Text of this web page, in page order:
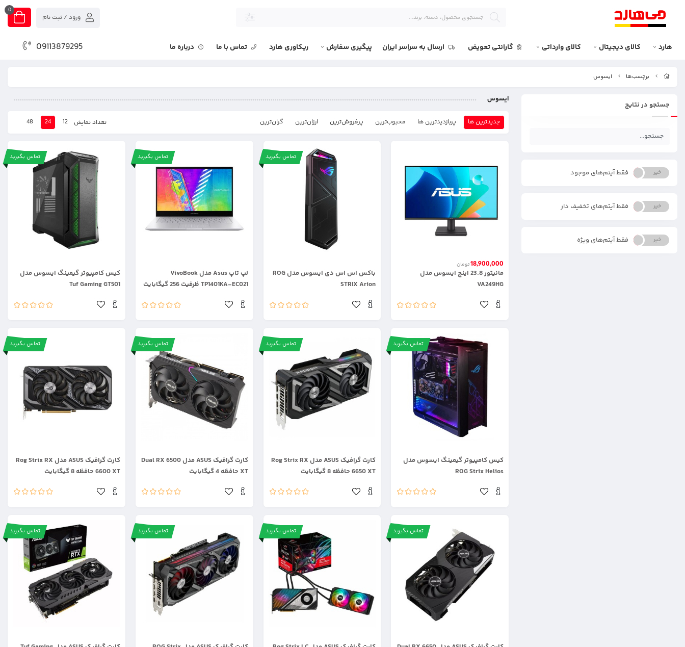
0
ورود / ثبت نام
هارد کالای دیجیتال کالای وارداتی گارانتی تعویض ارسال به سراسر ایران پیگیری سفارش ریکاوری هارد تماس با ما درباره ما 09113879295
برچسب‌ها ایسوس
جستجو در نتایج
بله خیر فقط آیتم‌های موجود
بله خیر فقط آیتم‌های تخفیف دار
بله خیر فقط آیتم‌های ویژه
ایسوس
جدیدترین ها پربازدیدترین ها محبوب‌‌ترین پرفروش‌ترین ارزان‌ترین گران‌ترین تعداد نمایش 12
24
48
18,900,000تومان
مانیتور 23.8 اینچ ایسوس مدل
VA249HG
تماس بگیرید
باکس اس اس دی ایسوس مدل ROG
STRIX Arion
تماس بگیرید
لپ تاپ Asus مدل VivoBook
TP1401KA-EC021 ظرفیت 256 گیگابایت
تماس بگیرید
کیس کامپیوتر گیمینگ ایسوس مدل
Tuf Gaming GT501
تماس بگیرید
کیس کامپیوتر گیمینگ ایسوس مدل
ROG Strix Helios
تماس بگیرید
کارت گرافیک ASUS مدل Rog Strix RX
6650 XT حافظه 8 گیگابایت
تماس بگیرید
کارت گرافیک ASUS مدل Dual RX 6500
XT حافظه 4 گیگابایت
تماس بگیرید
کارت گرافیک ASUS مدل Rog Strix RX
6600 XT حافظه 8 گیگابایت
تماس بگیرید تماس بگیرید تماس بگیرید تماس بگیرید